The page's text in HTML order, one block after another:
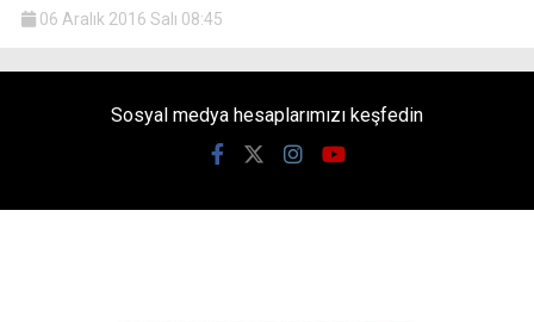
06 Aralık 2016 Salı 08:45
Sosyal medya hesaplarımızı keşfedin